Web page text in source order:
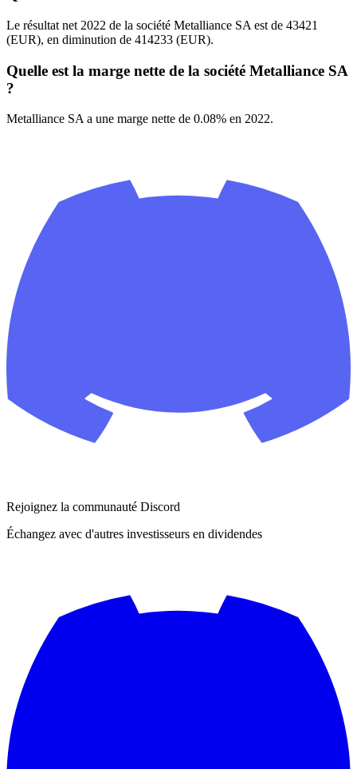
Le résultat net 2022 de la société Metalliance SA est de 43421
(EUR), en diminution de 414233 (EUR).
Quelle est la marge nette de la société Metalliance SA
?
Metalliance SA a une marge nette de 0.08% en 2022.
Rejoignez la communauté Discord
Échangez avec d'autres investisseurs en dividendes